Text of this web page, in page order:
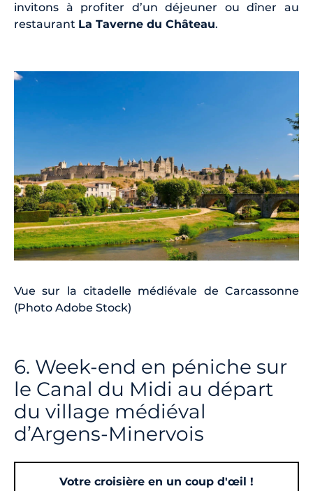
invitons à profiter d’un déjeuner ou dîner au
restaurant La Taverne du Château.
Vue sur la citadelle médiévale de Carcassonne
(Photo Adobe Stock)
6. Week-end en péniche sur
le Canal du Midi au départ
du village médiéval
d’Argens-Minervois
Votre croisière en un coup d'œil !